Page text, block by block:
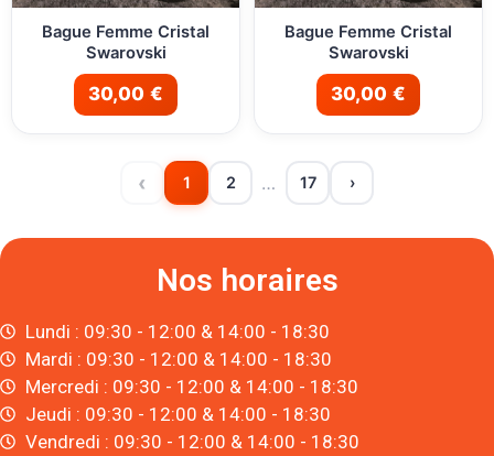
Bague Femme Cristal
Swarovski
30,00 €
Bague Femme Cristal
Swarovski
30,00 €
‹ 1 2 … 17 ›
Nos horaires
Lundi : 09:30 - 12:00 & 14:00 - 18:30
Mardi : 09:30 - 12:00 & 14:00 - 18:30
Mercredi : 09:30 - 12:00 & 14:00 - 18:30
Jeudi : 09:30 - 12:00 & 14:00 - 18:30
Vendredi : 09:30 - 12:00 & 14:00 - 18:30